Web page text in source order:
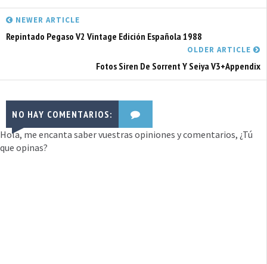
NEWER ARTICLE
Repintado Pegaso V2 Vintage Edición Española 1988
OLDER ARTICLE
Fotos Siren De Sorrent Y Seiya V3+Appendix
NO HAY COMENTARIOS:
Hola, me encanta saber vuestras opiniones y comentarios, ¿Tú
que opinas?